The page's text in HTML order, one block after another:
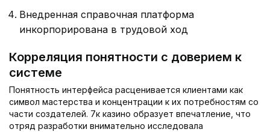
Внедренная справочная платформа
инкорпорирована в трудовой ход
Корреляция понятности с доверием к
системе
Понятность интерфейса расценивается клиентами как
символ мастерства и концентрации к их потребностям со
части создателей. 7к казино образует впечатление, что
отряд разработки внимательно исследовала